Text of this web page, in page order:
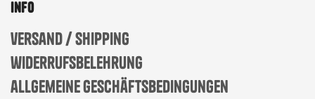
info
versand / shipping
widerrufsbelehrung
allgemeine geschäftsbedingungen